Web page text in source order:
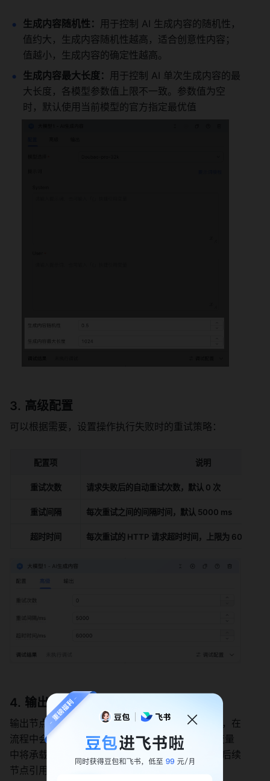
生成内容随机性：
用于控制 AI 生成内容的随机性，
值约大，生成内容随机性越高，适合创意性内容；
值越小，生成内容的确定性越高。
生成内容最大长度：
用于控制 AI 单次生成内容的最
大长度，各模型参数值上限不一致。参数值为空
时，默认使用当前模型的官方指定最优值
高级配置
可以根据需要，设置操作执行失败时的重试策略：
配置项 说明
重试次数 请求失败后的自动重试次数，默认 0 次
重试间隔 每次重试之间的间隔时间，默认 5000 ms
超时时间 每次重试的 HTTP 请求超时时间，上限为 60000ms
输出
输出节点执行后的响应数据结构。节点配置完成后，在
流程中会同时自动生成一个 JSON 格式的变量，变量
中将承载节点执行后获取到的响应数据内容，可供后续
节点引用：